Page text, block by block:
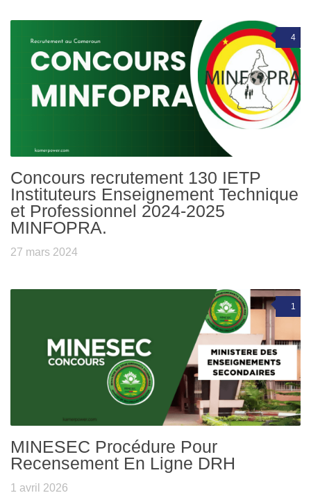
4
Concours recrutement 130 IETP
Instituteurs Enseignement Technique
et Professionnel 2024-2025
MINFOPRA.
27 mars 2024
1
MINESEC Procédure Pour
Recensement En Ligne DRH
1 avril 2026